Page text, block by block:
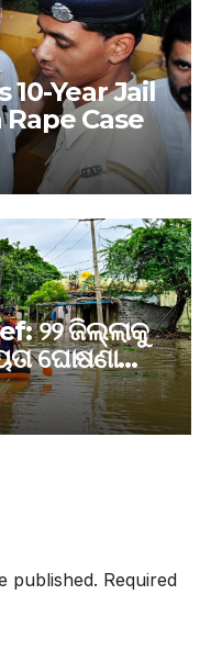
10-Year Jail
Case
୨୨ ଜିଲ୍ଲାକୁ
ଘୋଷଣା
published. Required